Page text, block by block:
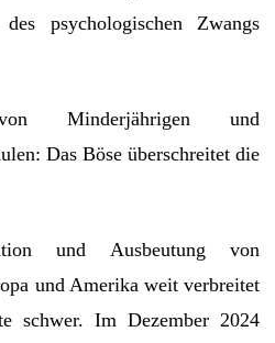
psychologischen Zwangs
Minderjährigen und
Das Böse überschreitet die
und Ausbeutung von
und Amerika weit verbreitet
schwer. Im Dezember 2024